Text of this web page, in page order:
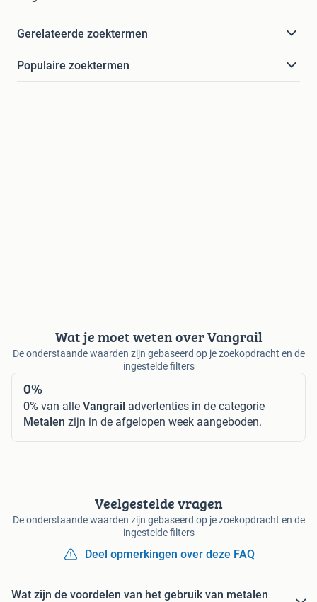
Gerelateerde zoektermen
Populaire zoektermen
Wat je moet weten over Vangrail
De onderstaande waarden zijn gebaseerd op je zoekopdracht en de
ingestelde filters
0%
0% van alle Vangrail advertenties in de categorie
Metalen zijn in de afgelopen week aangeboden.
Veelgestelde vragen
De onderstaande waarden zijn gebaseerd op je zoekopdracht en de
ingestelde filters
Deel opmerkingen over deze FAQ
Wat zijn de voordelen van het gebruik van metalen